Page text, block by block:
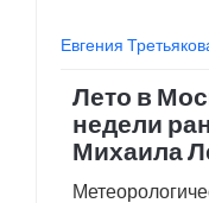
Евгения
Лето в
недели
Михаила